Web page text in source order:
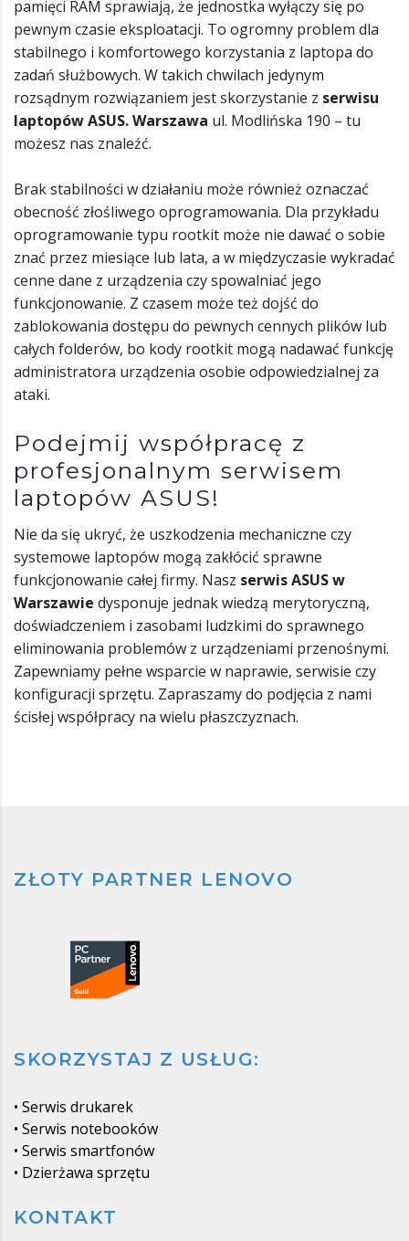
pamięci RAM sprawiają, że jednostka wyłączy się po
pewnym czasie eksploatacji. To ogromny problem dla
stabilnego i komfortowego korzystania z laptopa do
zadań służbowych. W takich chwilach jedynym
rozsądnym rozwiązaniem jest skorzystanie z serwisu
laptopów ASUS. Warszawa ul. Modlińska 190 – tu
możesz nas znaleźć.
Brak stabilności w działaniu może również oznaczać
obecność złośliwego oprogramowania. Dla przykładu
oprogramowanie typu rootkit może nie dawać o sobie
znać przez miesiące lub lata, a w międzyczasie wykradać
cenne dane z urządzenia czy spowalniać jego
funkcjonowanie. Z czasem może też dojść do
zablokowania dostępu do pewnych cennych plików lub
całych folderów, bo kody rootkit mogą nadawać funkcję
administratora urządzenia osobie odpowiedzialnej za
ataki.
Podejmij współpracę z
profesjonalnym serwisem
laptopów ASUS!
Nie da się ukryć, że uszkodzenia mechaniczne czy
systemowe laptopów mogą zakłócić sprawne
funkcjonowanie całej firmy. Nasz serwis ASUS w
Warszawie dysponuje jednak wiedzą merytoryczną,
doświadczeniem i zasobami ludzkimi do sprawnego
eliminowania problemów z urządzeniami przenośnymi.
Zapewniamy pełne wsparcie w naprawie, serwisie czy
konfiguracji sprzętu. Zapraszamy do podjęcia z nami
ścisłej współpracy na wielu płaszczyznach.
ZŁOTY PARTNER LENOVO
SKORZYSTAJ Z USŁUG:
• Serwis drukarek
• Serwis notebooków
• Serwis smartfonów
• Dzierżawa sprzętu
KONTAKT